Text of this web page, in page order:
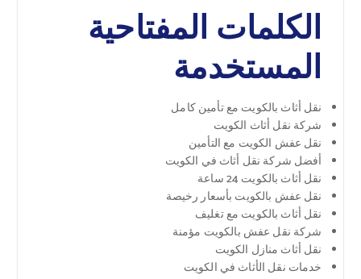
الكلمات المفتاحية
المستخدمة
نقل أثاث بالكويت مع تأمين كامل
شركة نقل أثاث الكويت
نقل عفش الكويت مع التأمين
أفضل شركة نقل أثاث في الكويت
نقل أثاث بالكويت 24 ساعة
نقل عفش بالكويت بأسعار رخيصة
نقل أثاث بالكويت مع تغليف
شركة نقل عفش بالكويت مؤمنة
نقل أثاث منازل الكويت
خدمات نقل الأثاث في الكويت